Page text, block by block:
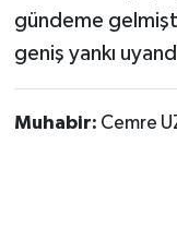
gündeme
geniş yankı
Muhabir: Cemre